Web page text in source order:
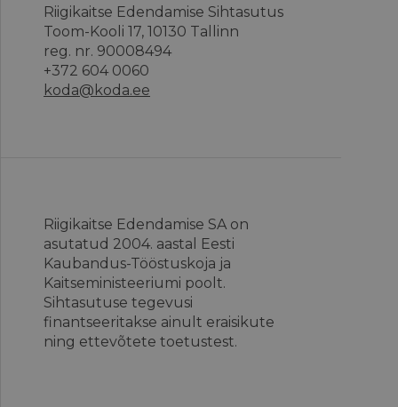
Riigikaitse Edendamise Sihtasutus
Toom-Kooli 17, 10130 Tallinn
reg. nr. 90008494
+372 604 0060
koda@koda.ee
Riigikaitse Edendamise SA on
asutatud 2004. aastal Eesti
Kaubandus-Tööstuskoja ja
Kaitseministeeriumi poolt.
Sihtasutuse tegevusi
finantseeritakse ainult eraisikute
ning ettevõtete toetustest.